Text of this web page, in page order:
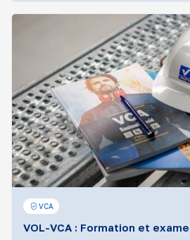
VCA
VOL-VCA : Formation et